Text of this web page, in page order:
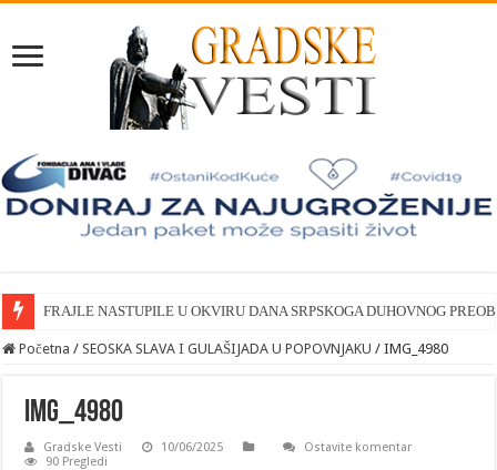
FRAJLE NASTUPILE U OKVIRU DANA SRPSKOGA DUHOVNOG
Početna / SEOSKA SLAVA I GULAŠIJADA U POPOVNJAKU / IMG_4980
IMG_4980
Gradske Vesti 10/06/2025
Ostavite komentar
90 Pregledi